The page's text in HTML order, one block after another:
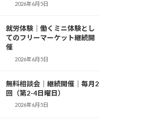
2026年6月5日
就労体験｜働くミニ体験とし
てのフリーマーケット継続開
催
2026年6月5日
無料相談会｜継続開催｜毎月2
回（第2-4日曜日）
2026年6月5日